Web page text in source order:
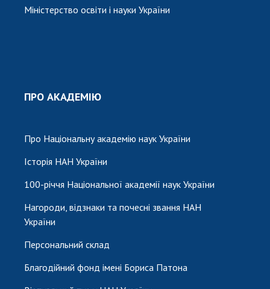
Міністерство освіти і науки України
ПРО АКАДЕМІЮ
Про Національну академію наук України
Історія НАН України
100-річчя Національної академії наук України
Нагороди, відзнаки та почесні звання НАН
України
Персональний склад
Благодійний фонд імені Бориса Патона